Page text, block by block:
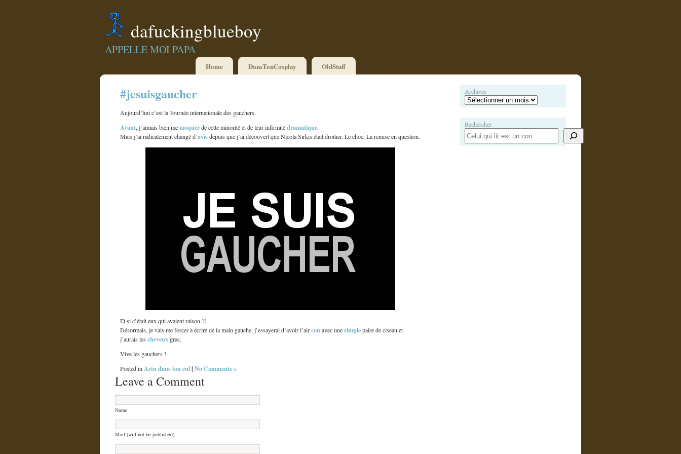
dafuckingblueboy
APPELLE MOI PAPA
Home DansTonCosplay OldStuff
#jesuisgaucher
Aujourd’hui c’est la Journée internationale des gauchers.
Avant, j’aimais bien memoquerde cette minorité et de leur infirmitédramatique.
Mais j’ai radicalement changé d’avisdepuis que j’ai découvert que Nicola Sirkis était droitier. Le choc. La remise en question.
Et si c’était eux qui avaient raison?!
Désormais, je vais me forcer à écrire de la main gauche, j’essayerai d’avoir l’airconavec unesimplepaire de ciseau et
j’aurais lescheveux gras.
Vive les gauchers !
Posted inActu dans ton cul| No Comments »
Leave a Comment
Name
Mail (will not be published)
Archives
Rechercher